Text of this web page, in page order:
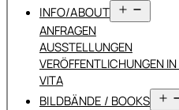
INFO/ABOUT
öffnen
ANFRAGEN
AUSSTELLUNGEN
VERÖFFENTLICHUNGEN
VITA
BILDBÄNDE / BOOKS